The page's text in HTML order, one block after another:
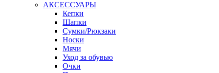
АКСЕССУАРЫ
Кепки
Шапки
Сумки/Рюкзаки
Носки
Мячи
Уход за обувью
Очки